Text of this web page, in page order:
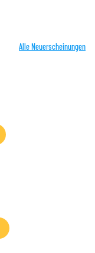
Alle Neuerscheinungen